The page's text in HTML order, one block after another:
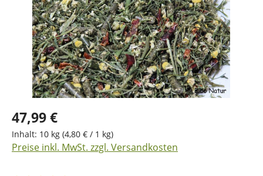
47,99 €
Inhalt: 10 kg (4,80 € / 1 kg)
Preise inkl. MwSt. zzgl. Versandkosten